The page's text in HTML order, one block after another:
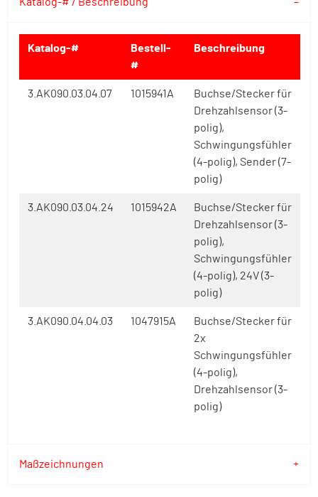
Katalog-# / Beschreibung
Katalog-#
Bestell-
#
Beschreibung
3.AK090.03.04.07 1015941A
Buchse/Stecker für
Drehzahlsensor (3-
polig),
Schwingungsfühler
(4-polig), Sender (7-
polig)
3.AK090.03.04.24 1015942A
Buchse/Stecker für
Drehzahlsensor (3-
polig),
Schwingungsfühler
(4-polig), 24V (3-
polig)
3.AK090.04.04.03 1047915A
Buchse/Stecker für
2x
Schwingungsfühler
(4-polig),
Drehzahlsensor (3-
polig)
Maßzeichnungen